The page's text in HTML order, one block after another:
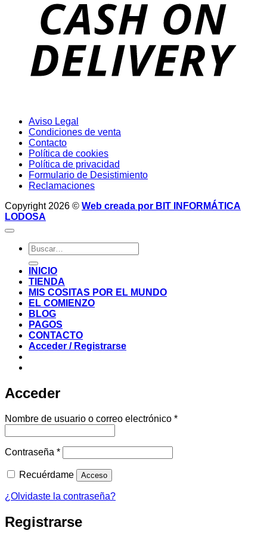
Aviso Legal
Condiciones de venta
Contacto
Política de cookies
Política de privacidad
Formulario de Desistimiento
Reclamaciones
Copyright 2026 © Web creada por BIT INFORMÁTICA
LODOSA
Buscar
por:
INICIO
TIENDA
MIS COSITAS POR EL MUNDO
EL COMIENZO
BLOG
PAGOS
CONTACTO
Acceder / Registrarse
Acceder
Nombre de usuario o correo electrónico *Obligatorio
Contraseña *Obligatorio
Recuérdame Acceso
¿Olvidaste la contraseña?
Registrarse